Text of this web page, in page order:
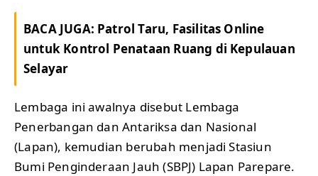
BACA JUGA: Patrol Taru, Fasilitas Online
untuk Kontrol Penataan Ruang di Kepulauan
Selayar
Lembaga ini awalnya disebut Lembaga
Penerbangan dan Antariksa dan Nasional
(Lapan), kemudian berubah menjadi Stasiun
Bumi Penginderaan Jauh (SBPJ) Lapan Parepare.